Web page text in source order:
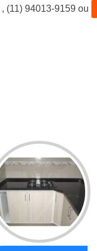
, (11) 94013-9159 ou